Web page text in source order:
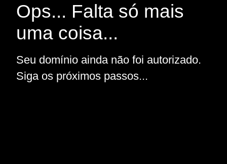
Ops... Falta só mais
uma coisa...
Seu domínio ainda não foi autorizado.
Siga os próximos passos...